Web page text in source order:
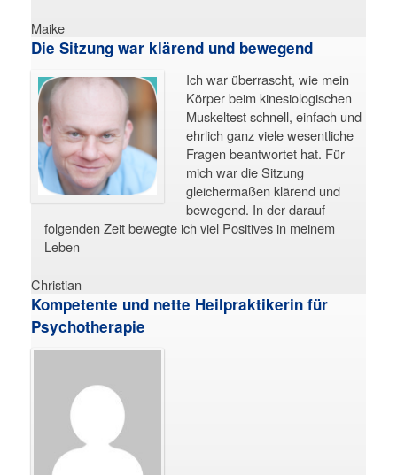
Maike
Die Sitzung war klärend und bewegend
Ich war überrascht, wie mein
Körper beim kinesiologischen
Muskeltest schnell, einfach und
ehrlich ganz viele wesentliche
Fragen beantwortet hat. Für
mich war die Sitzung
gleichermaßen klärend und
bewegend. In der darauf
folgenden Zeit bewegte ich viel Positives in meinem
Leben
Christian
Kompetente und nette Heilpraktikerin für
Psychotherapie